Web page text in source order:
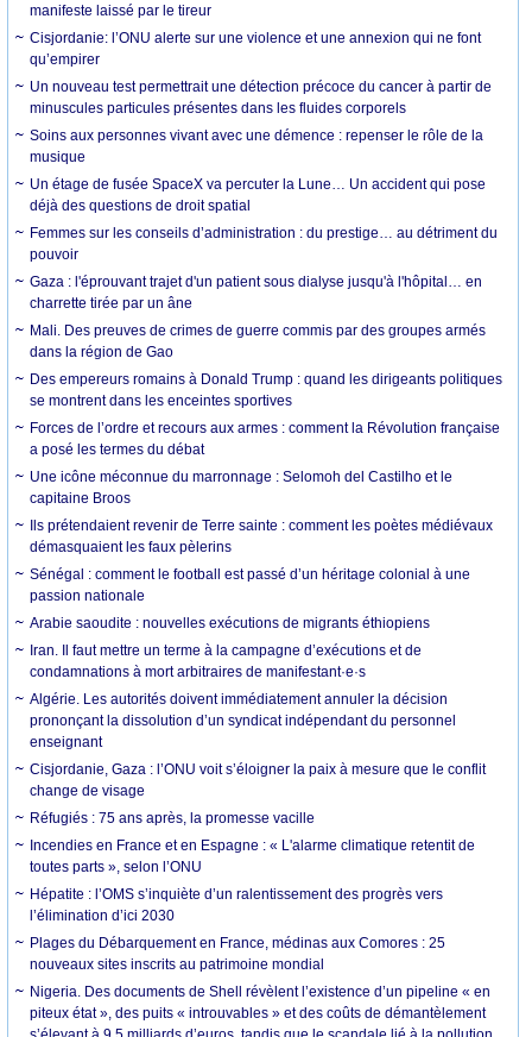
manifeste laissé par le tireur
Cisjordanie: l’ONU alerte sur une violence et une annexion qui ne font
qu’empirer
Un nouveau test permettrait une détection précoce du cancer à partir de
minuscules particules présentes dans les fluides corporels
Soins aux personnes vivant avec une démence : repenser le rôle de la
musique
Un étage de fusée SpaceX va percuter la Lune… Un accident qui pose
déjà des questions de droit spatial
Femmes sur les conseils d’administration : du prestige… au détriment du
pouvoir
Gaza : l'éprouvant trajet d'un patient sous dialyse jusqu'à l'hôpital… en
charrette tirée par un âne
Mali. Des preuves de crimes de guerre commis par des groupes armés
dans la région de Gao
Des empereurs romains à Donald Trump : quand les dirigeants politiques
se montrent dans les enceintes sportives
Forces de l’ordre et recours aux armes : comment la Révolution française
a posé les termes du débat
Une icône méconnue du marronnage : Selomoh del Castilho et le
capitaine Broos
Ils prétendaient revenir de Terre sainte : comment les poètes médiévaux
démasquaient les faux pèlerins
Sénégal : comment le football est passé d’un héritage colonial à une
passion nationale
Arabie saoudite : nouvelles exécutions de migrants éthiopiens
Iran. Il faut mettre un terme à la campagne d’exécutions et de
condamnations à mort arbitraires de manifestant·e·s
Algérie. Les autorités doivent immédiatement annuler la décision
prononçant la dissolution d’un syndicat indépendant du personnel
enseignant
Cisjordanie, Gaza : l’ONU voit s’éloigner la paix à mesure que le conflit
change de visage
Réfugiés : 75 ans après, la promesse vacille
Incendies en France et en Espagne : « L'alarme climatique retentit de
toutes parts », selon l’ONU
Hépatite : l’OMS s’inquiète d’un ralentissement des progrès vers
l’élimination d’ici 2030
Plages du Débarquement en France, médinas aux Comores : 25
nouveaux sites inscrits au patrimoine mondial
Nigeria. Des documents de Shell révèlent l’existence d’un pipeline « en
piteux état », des puits « introuvables » et des coûts de démantèlement